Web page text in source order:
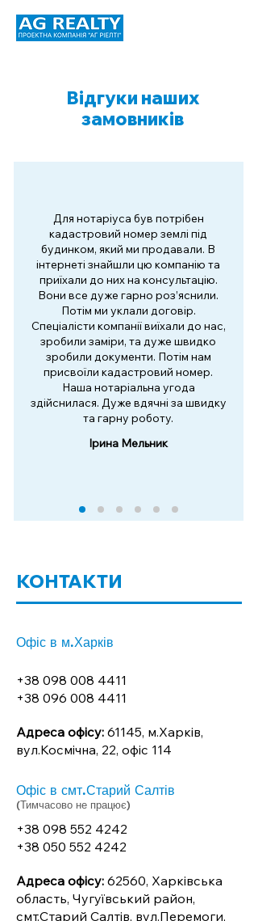
Відгуки наших
замовників
Для нотаріуса був потрібен
кадастровий номер землі під
будинком, який ми продавали. В
інтернеті знайшли цю компанію та
приїхали до них на консультацію.
Вони все дуже гарно роз’яснили.
Потім ми уклали договір.
Спеціалісти компанії виїхали до нас,
зробили заміри, та дуже швидко
зробили документи. Потім нам
присвоїли кадастровий номер.
Наша нотаріальна угода
здійснилася. Дуже вдячні за швидку
та гарну роботу.
Ірина Мельник
КОНТАКТИ
Офіс в м.Харків
+38 098 008 4411
+38 096 008 4411
Адреса офісу: 61145, м.Харків,
вул.Космічна, 22, офіс 114
Офіс в смт.Старий Салтів
(Тимчасово не працює)
+38 098 552 4242
+38 050 552 4242
Адреса офісу: 62560, Харківська
область, Чугуївський район,
смт.Старий Салтів, вул.Перемоги,